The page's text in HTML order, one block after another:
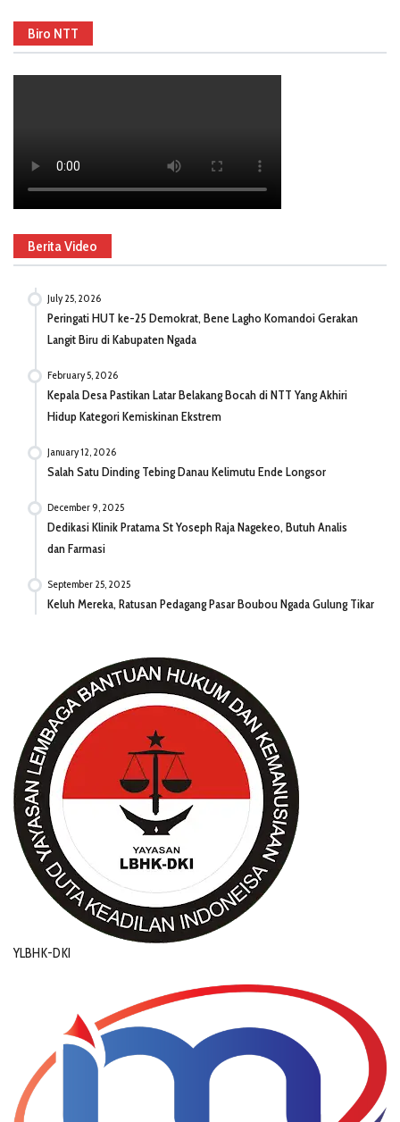
Biro NTT
Berita Video
July 25, 2026
Peringati HUT ke-25 Demokrat, Bene Lagho Komandoi Gerakan
Langit Biru di Kabupaten Ngada
February 5, 2026
Kepala Desa Pastikan Latar Belakang Bocah di NTT Yang Akhiri
Hidup Kategori Kemiskinan Ekstrem
January 12, 2026
Salah Satu Dinding Tebing Danau Kelimutu Ende Longsor
December 9, 2025
Dedikasi Klinik Pratama St Yoseph Raja Nagekeo, Butuh Analis
dan Farmasi
September 25, 2025
Keluh Mereka, Ratusan Pedagang Pasar Boubou Ngada Gulung Tikar
YLBHK-DKI